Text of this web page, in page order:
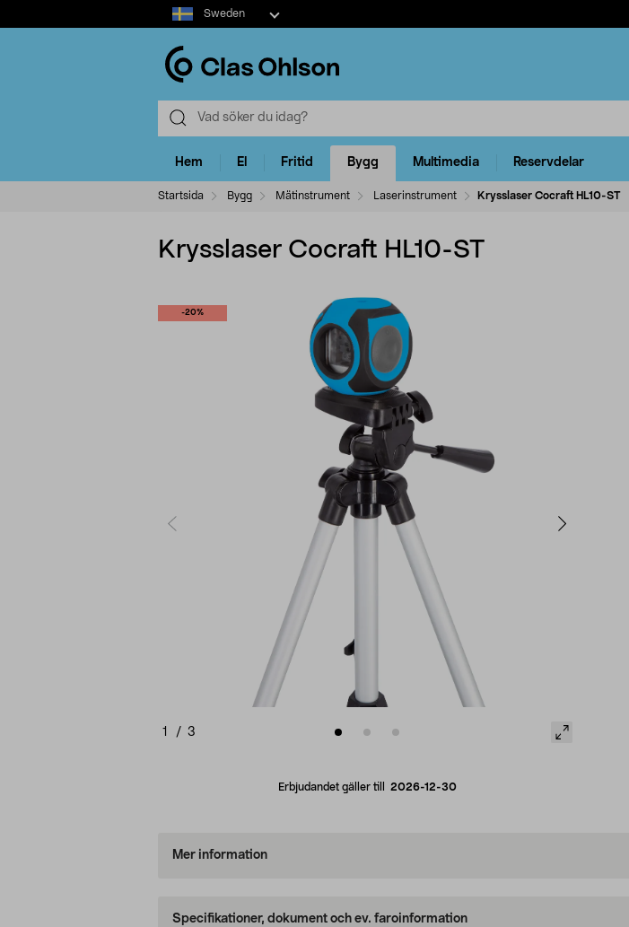
Select
market
Sweden
Hem El Fritid Bygg Multimedia Reservdelar
Startsida Bygg Mätinstrument Laserinstrument Krysslaser Cocraft HL10-ST
Krysslaser Cocraft HL10-ST
-20%
1 / 3
Erbjudandet gäller till 2026-12-30
Mer information
Specifikationer, dokument och ev. faroinformation